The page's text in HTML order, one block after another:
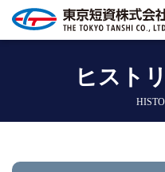
ヒスト